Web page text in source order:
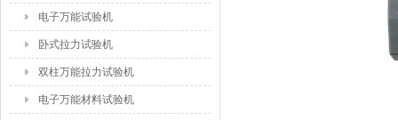
电子万能试验机
卧式拉力试验机
双柱万能拉力试验机
电子万能材料试验机